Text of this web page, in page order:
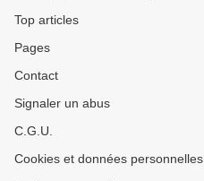
Top articles
Pages
Contact
Signaler un abus
C.G.U.
Cookies et données personnelles